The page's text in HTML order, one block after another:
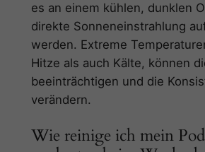
es an einem kühlen, dunklen
direkte Sonneneinstrahlung
werden. Extreme
Hitze als auch Kälte, können
beeinträchtigen und die
verändern.
Wie reinige ich mein